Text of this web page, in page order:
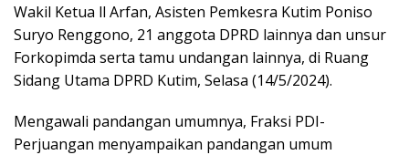
Wakil Ketua ll Arfan, Asisten Pemkesra Kutim Poniso
Suryo Renggono, 21 anggota DPRD lainnya dan unsur
Forkopimda serta tamu undangan lainnya, di Ruang
Sidang Utama DPRD Kutim, Selasa (14/5/2024).
Mengawali pandangan umumnya, Fraksi PDI-
Perjuangan menyampaikan pandangan umum